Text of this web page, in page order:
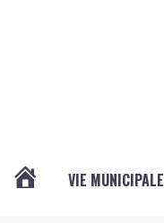
VIE MUNICIPALE